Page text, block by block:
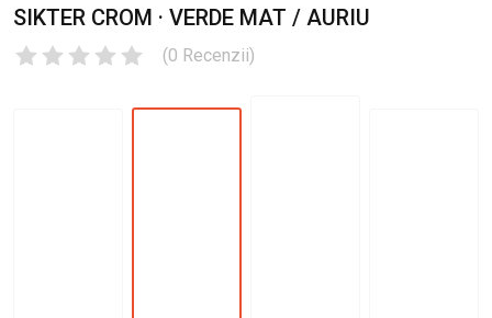
SIKTER CROM · VERDE MAT / AURIU
(0 Recenzii)